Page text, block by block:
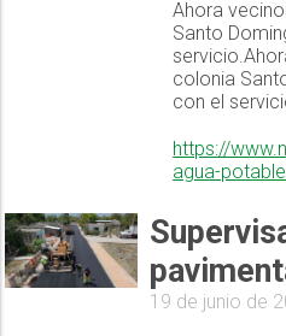
Ahora
Santo
colonia
con el
https://
agua-
19 de junio de